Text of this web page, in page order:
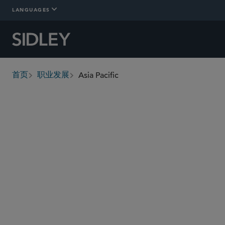
LANGUAGES
breadcrumbs
首页 职业发展 Asia Pacific